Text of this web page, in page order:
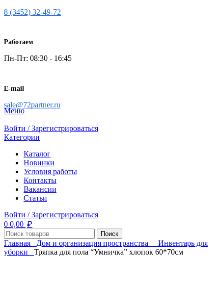
8 (3452) 32-49-72
Работаем
Пн-Пт: 08:30 - 16:45
E-mail
sale@72partner.ru
Меню
Войти / Зарегистрироваться
Категории
Каталог
Новинки
Условия работы
Контакты
Вакансии
Статьи
Войти / Зарегистрироваться
0 0,00 ₽
Поиск
Главная Дом и организация пространства
Инвентарь для
уборки Тряпка для пола “Умничка” хлопок 60*70см